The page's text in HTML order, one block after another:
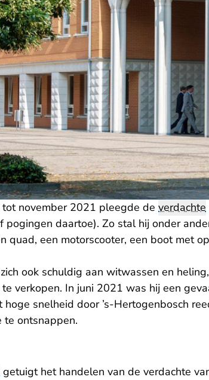
november 2021 pleegde de verdachte
daartoe). Zo stal hij onder
quad, een motorscooter, een boot met
ook schuldig aan witwassen en
verkopen. In juni 2021 was hij een
snelheid door ’s-Hertogenbosch
te ontsnappen.
getuigt het handelen van de verdachte